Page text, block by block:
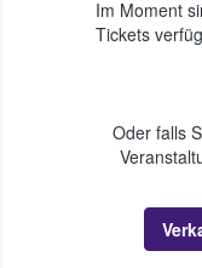
Im Moment
Tickets
Oder falls